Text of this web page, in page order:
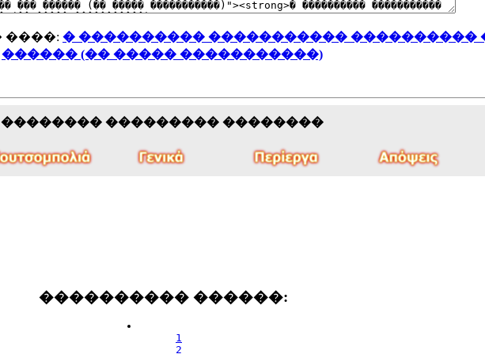
����: � ���������� ����������� ����������
������ (�� ����� �����������)
�������� ��������� ��������
���������� ������:
1
2